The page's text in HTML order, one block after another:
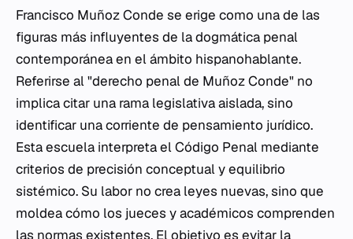
Francisco Muñoz Conde se erige como una de las
figuras más influyentes de la dogmática penal
contemporánea en el ámbito hispanohablante.
Referirse al "derecho penal de Muñoz Conde" no
implica citar una rama legislativa aislada, sino
identificar una corriente de pensamiento jurídico.
Esta escuela interpreta el Código Penal mediante
criterios de precisión conceptual y equilibrio
sistémico. Su labor no crea leyes nuevas, sino que
moldea cómo los jueces y académicos comprenden
las normas existentes. El objetivo es evitar la